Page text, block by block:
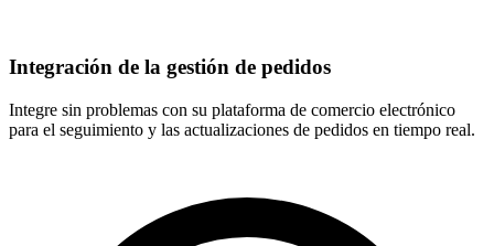
Integración de la gestión de pedidos
Integre sin problemas con su plataforma de comercio electrónico
para el seguimiento y las actualizaciones de pedidos en tiempo real.